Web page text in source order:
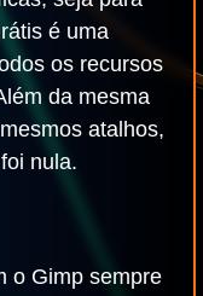
é uma
os recursos
da mesma
atalhos,
nula.
o Gimp sempre